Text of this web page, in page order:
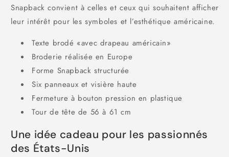
Snapback convient à celles et ceux qui souhaitent afficher
leur intérêt pour les symboles et l’esthétique américaine.
Texte brodé «avec drapeau américain»
Broderie réalisée en Europe
Forme Snapback structurée
Six panneaux et visière haute
Fermeture à bouton pression en plastique
Tour de tête de 56 à 61 cm
Une idée cadeau pour les passionnés
des États-Unis